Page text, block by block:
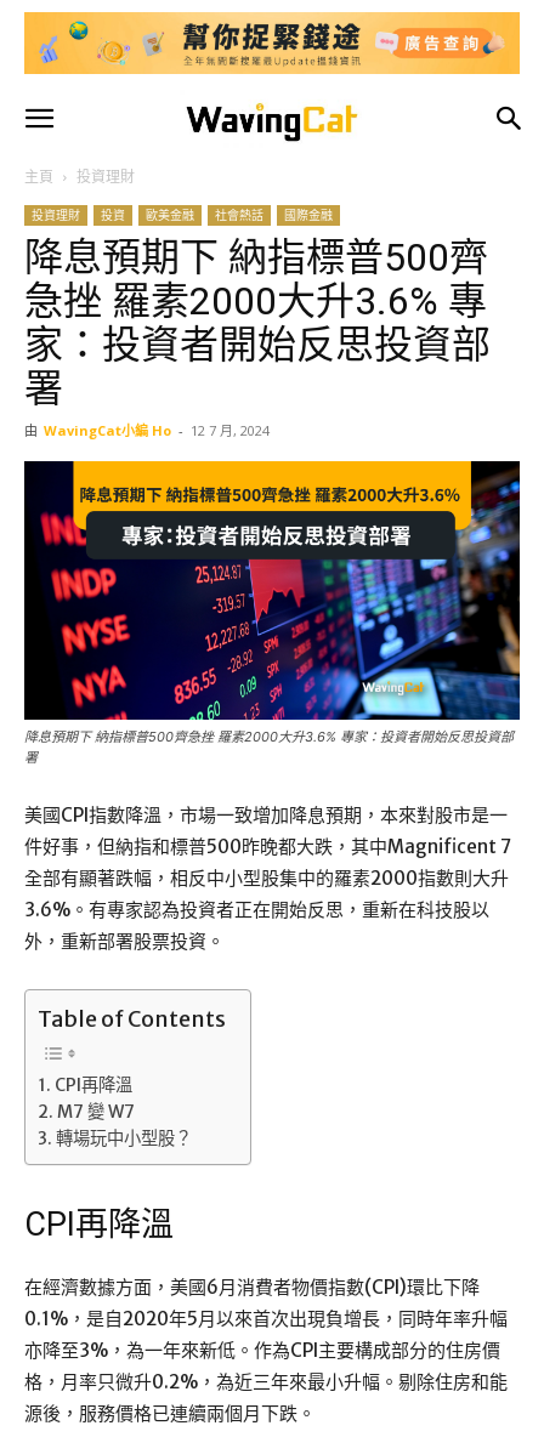
主頁 投資理財
投資理財 投資 歐美金融 社會熱話 國際金融
降息預期下 納指標普500齊
急挫 羅素2000大升3.6% 專
家：投資者開始反思投資部
署
由 WavingCat小編 Ho - 12 7 月, 2024
降息預期下 納指標普500齊急挫 羅素2000大升3.6% 專家：投資者開始反思投資部
署
美國CPI指數降溫，市場一致增加降息預期，本來對股市是一
件好事，但納指和標普500昨晚都大跌，其中Magnificent 7
全部有顯著跌幅，相反中小型股集中的羅素2000指數則大升
3.6%。有專家認為投資者正在開始反思，重新在科技股以
外，重新部署股票投資。
Table of Contents
CPI再降溫
M7 變 W7
轉場玩中小型股？
CPI再降溫
在經濟數據方面，美國6月消費者物價指數(CPI)環比下降
0.1%，是自2020年5月以來首次出現負增長，同時年率升幅
亦降至3%，為一年來新低。作為CPI主要構成部分的住房價
格，月率只微升0.2%，為近三年來最小升幅。剔除住房和能
源後，服務價格已連續兩個月下跌。